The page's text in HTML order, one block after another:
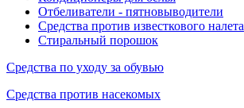
Отбеливатели - пятновыводители
Средства против известкового налета
Стиральный порошок
Средства по уходу за обувью
Средства против насекомых